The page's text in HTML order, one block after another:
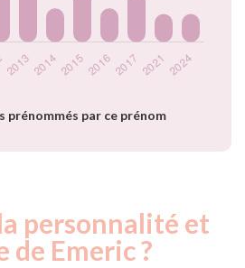
prénommés par ce prénom
personnalité et
de Emeric ?